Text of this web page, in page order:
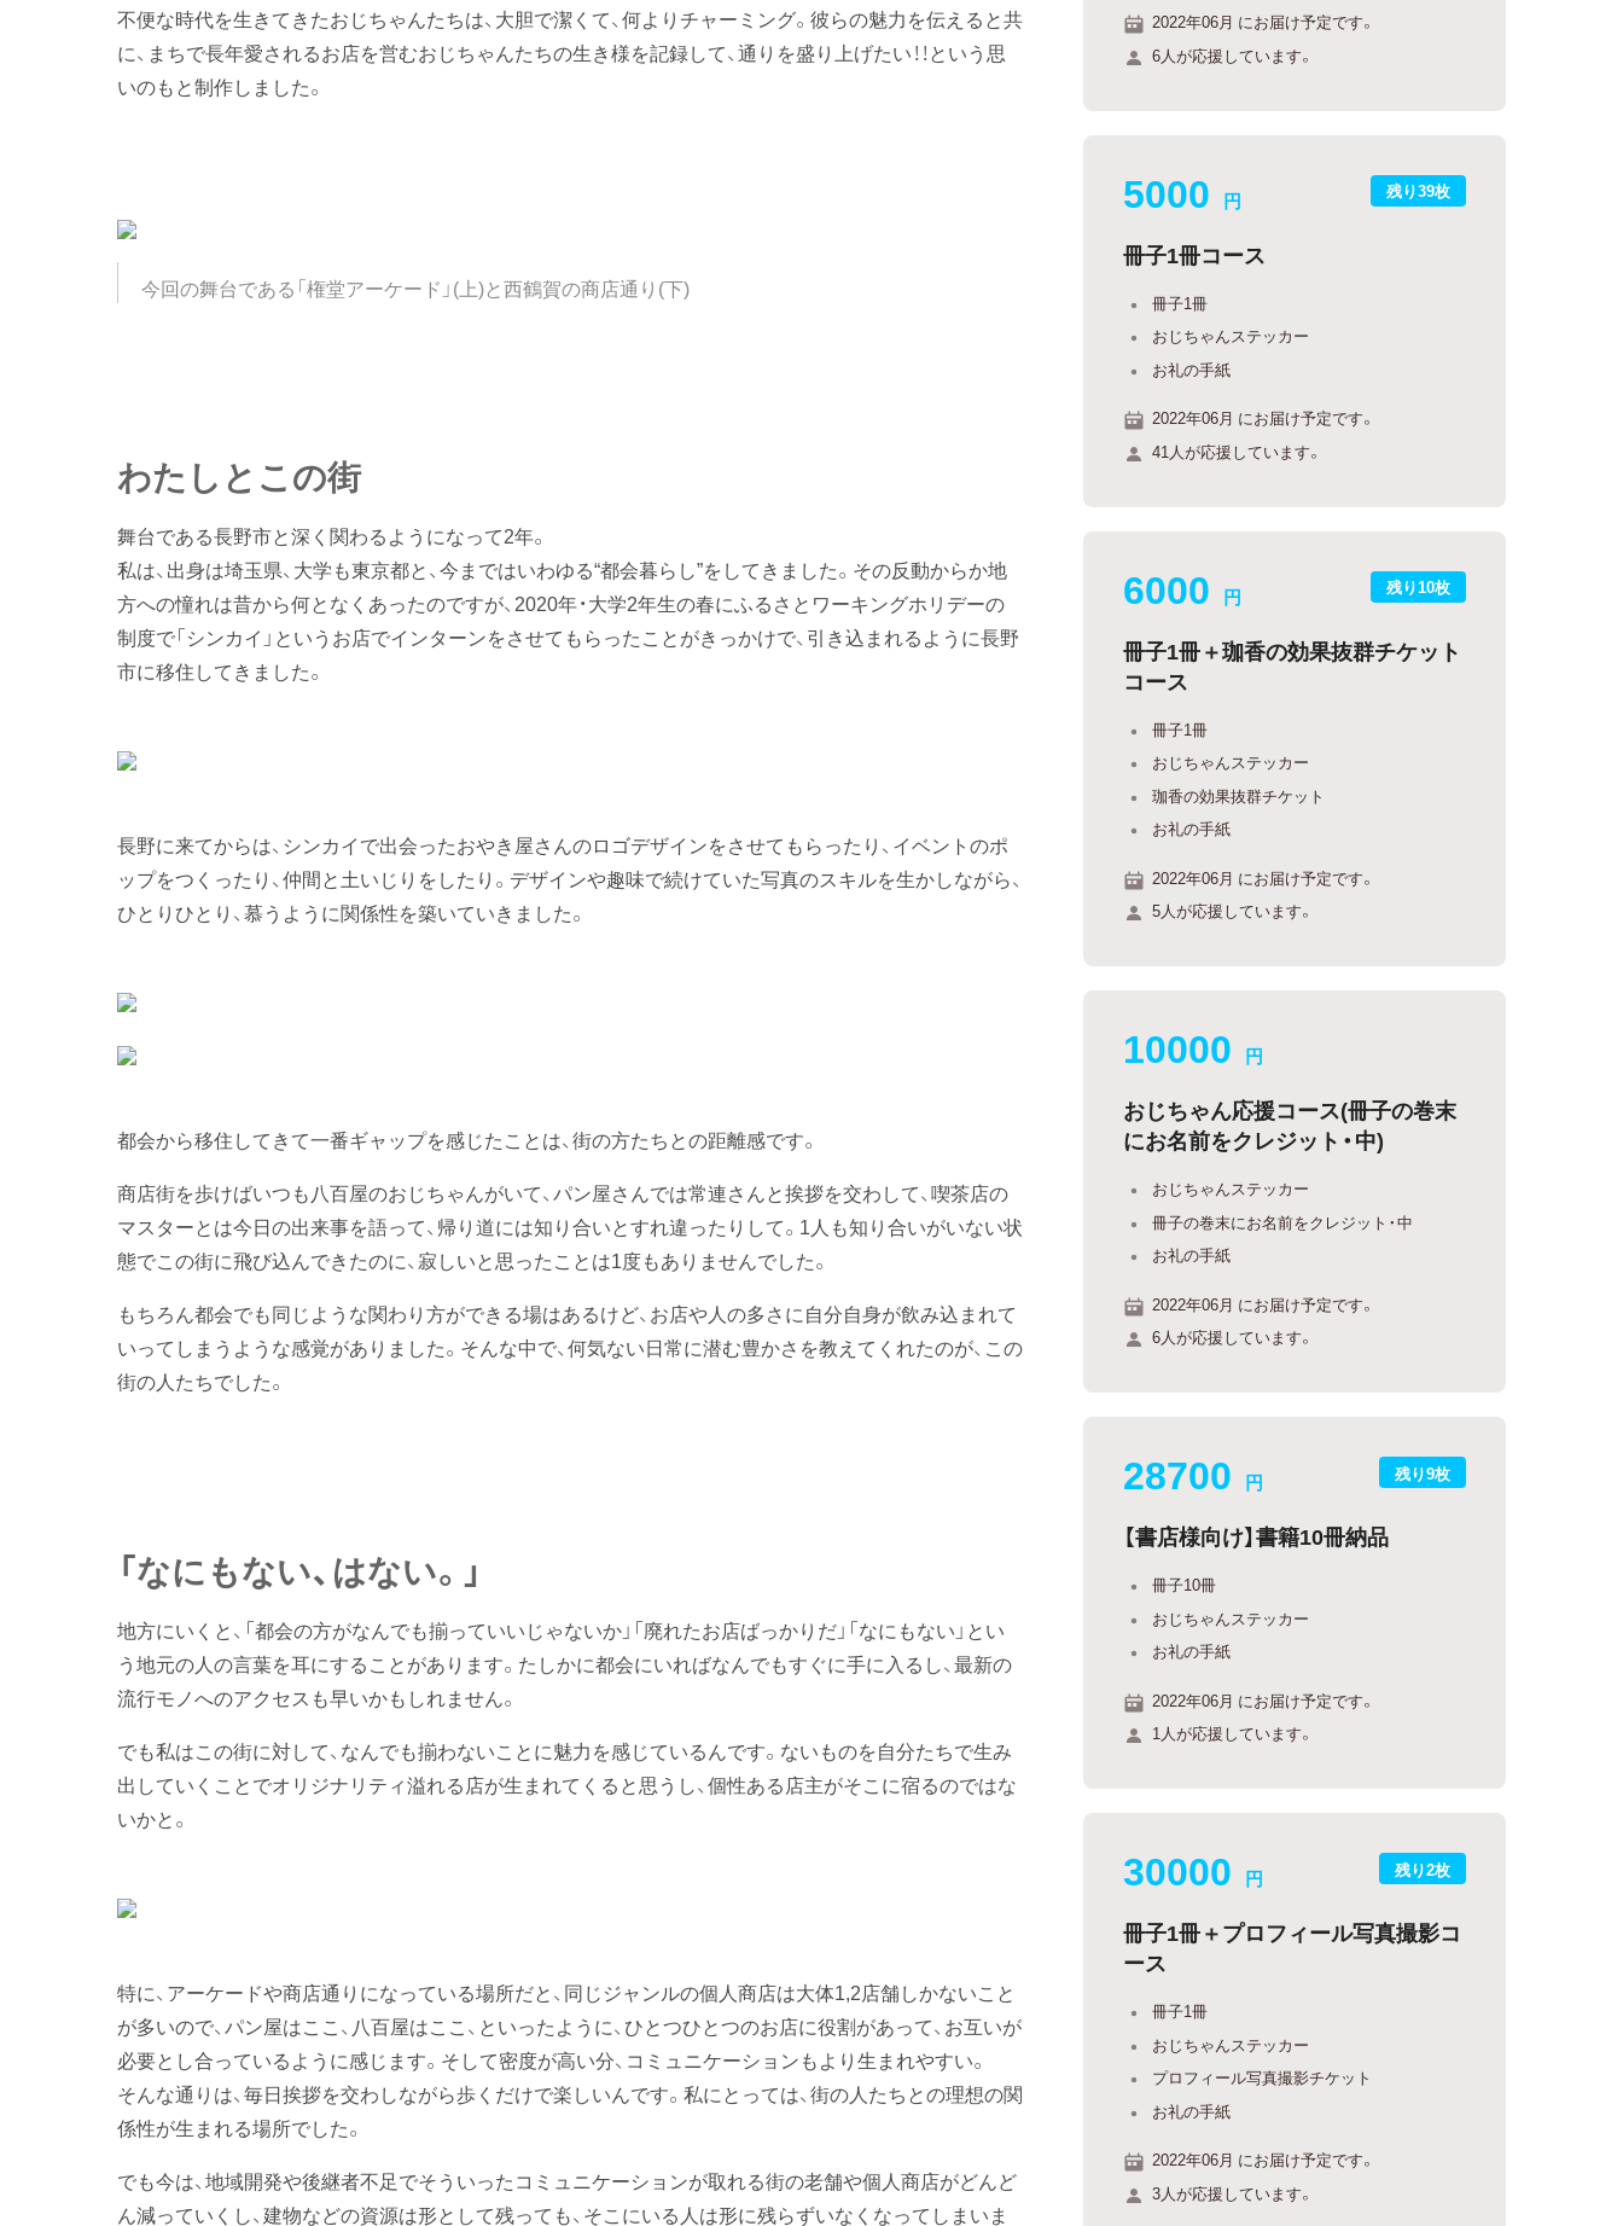
不便な時代を生きてきたおじちゃんたちは、大胆で潔くて、何よりチャーミング。彼らの魅力を伝えると共
に、まちで長年愛されるお店を営むおじちゃんたちの生き様を記録して、通りを盛り上げたい！！という思
いのもと制作しました。
今回の舞台である「権堂アーケード」(上)と西鶴賀の商店通り(下)
わたしとこの街
舞台である長野市と深く関わるようになって2年。
私は、出身は埼玉県、大学も東京都と、今まではいわゆる“都会暮らし”をしてきました。その反動からか地
方への憧れは昔から何となくあったのですが、2020年・大学2年生の春にふるさとワーキングホリデーの
制度で「シンカイ」というお店でインターンをさせてもらったことがきっかけで、引き込まれるように長野
市に移住してきました。
長野に来てからは、シンカイで出会ったおやき屋さんのロゴデザインをさせてもらったり、イベントのポ
ップをつくったり、仲間と土いじりをしたり。デザインや趣味で続けていた写真のスキルを生かしながら、
ひとりひとり、慕うように関係性を築いていきました。
都会から移住してきて一番ギャップを感じたことは、街の方たちとの距離感です。
商店街を歩けばいつも八百屋のおじちゃんがいて、パン屋さんでは常連さんと挨拶を交わして、喫茶店の
マスターとは今日の出来事を語って、帰り道には知り合いとすれ違ったりして。1人も知り合いがいない状
態でこの街に飛び込んできたのに、寂しいと思ったことは1度もありませんでした。
もちろん都会でも同じような関わり方ができる場はあるけど、お店や人の多さに自分自身が飲み込まれて
いってしまうような感覚がありました。そんな中で、何気ない日常に潜む豊かさを教えてくれたのが、この
街の人たちでした。
「なにもない、はない。」
地方にいくと、「都会の方がなんでも揃っていいじゃないか」「廃れたお店ばっかりだ」「なにもない」とい
う地元の人の言葉を耳にすることがあります。たしかに都会にいればなんでもすぐに手に入るし、最新の
流行モノへのアクセスも早いかもしれません。
でも私はこの街に対して、なんでも揃わないことに魅力を感じているんです。ないものを自分たちで生み
出していくことでオリジナリティ溢れる店が生まれてくると思うし、個性ある店主がそこに宿るのではな
いかと。
特に、アーケードや商店通りになっている場所だと、同じジャンルの個人商店は大体1,2店舗しかないこと
が多いので、パン屋はここ、八百屋はここ、といったように、ひとつひとつのお店に役割があって、お互いが
必要とし合っているように感じます。そして密度が高い分、コミュニケーションもより生まれやすい。
そんな通りは、毎日挨拶を交わしながら歩くだけで楽しいんです。私にとっては、街の人たちとの理想の関
係性が生まれる場所でした。
でも今は、地域開発や後継者不足でそういったコミュニケーションが取れる街の老舗や個人商店がどんど
ん減っていくし、建物などの資源は形として残っても、そこにいる人は形に残らずいなくなってしまいま
2022年06月 にお届け予定です。
6人が応援しています。
残り39枚
5000 円
冊子1冊コース
冊子1冊
おじちゃんステッカー
お礼の手紙
2022年06月 にお届け予定です。
41人が応援しています。
残り10枚
6000 円
冊子1冊＋珈香の効果抜群チケット
コース
冊子1冊
おじちゃんステッカー
珈香の効果抜群チケット
お礼の手紙
2022年06月 にお届け予定です。
5人が応援しています。
10000 円
おじちゃん応援コース(冊子の巻末
にお名前をクレジット・中)
おじちゃんステッカー
冊子の巻末にお名前をクレジット・中
お礼の手紙
2022年06月 にお届け予定です。
6人が応援しています。
残り9枚
28700 円
【書店様向け】書籍10冊納品
冊子10冊
おじちゃんステッカー
お礼の手紙
2022年06月 にお届け予定です。
1人が応援しています。
残り2枚
30000 円
冊子1冊＋プロフィール写真撮影コ
ース
冊子1冊
おじちゃんステッカー
プロフィール写真撮影チケット
お礼の手紙
2022年06月 にお届け予定です。
3人が応援しています。